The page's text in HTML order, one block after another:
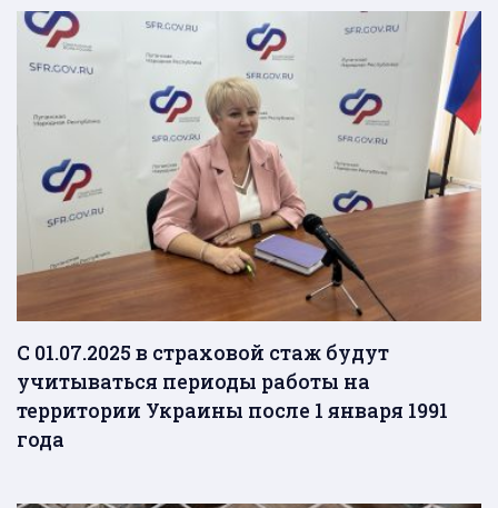
С 01.07.2025 в страховой стаж будут
учитываться периоды работы на
территории Украины после 1 января 1991
года